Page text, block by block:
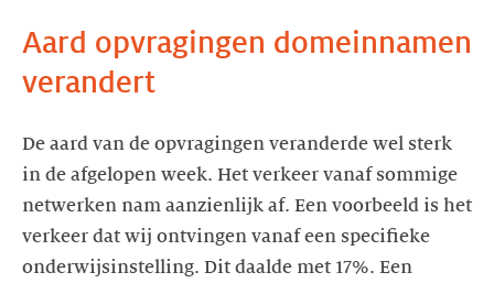
Aard opvragingen domeinnamen
De aard van de opvragingen veranderde wel sterk
in de afgelopen week. Het verkeer vanaf sommige
netwerken nam aanzienlijk af. Een voorbeeld is het
verkeer dat wij ontvingen vanaf een specifieke
onderwijsinstelling. Dit daalde met 17%. Een